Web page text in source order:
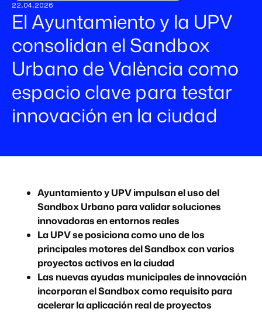
22.04.2026
El Ayuntamiento y la UPV
consolidan el Sandbox
Urbano de València como
espacio clave para testar
innovación en la ciudad
Ayuntamiento y UPV impulsan el uso del
Sandbox Urbano para validar soluciones
innovadoras en entornos reales
La UPV se posiciona como uno de los
principales motores del Sandbox con varios
proyectos activos en la ciudad
Las nuevas ayudas municipales de innovación
incorporan el Sandbox como requisito para
acelerar la aplicación real de proyectos